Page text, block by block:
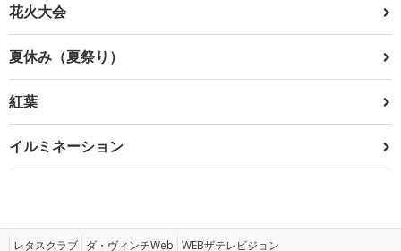
花火大会
夏休み（夏祭り）
紅葉
イルミネーション
レタスクラブ ダ・ヴィンチWeb WEBザテレビジョン